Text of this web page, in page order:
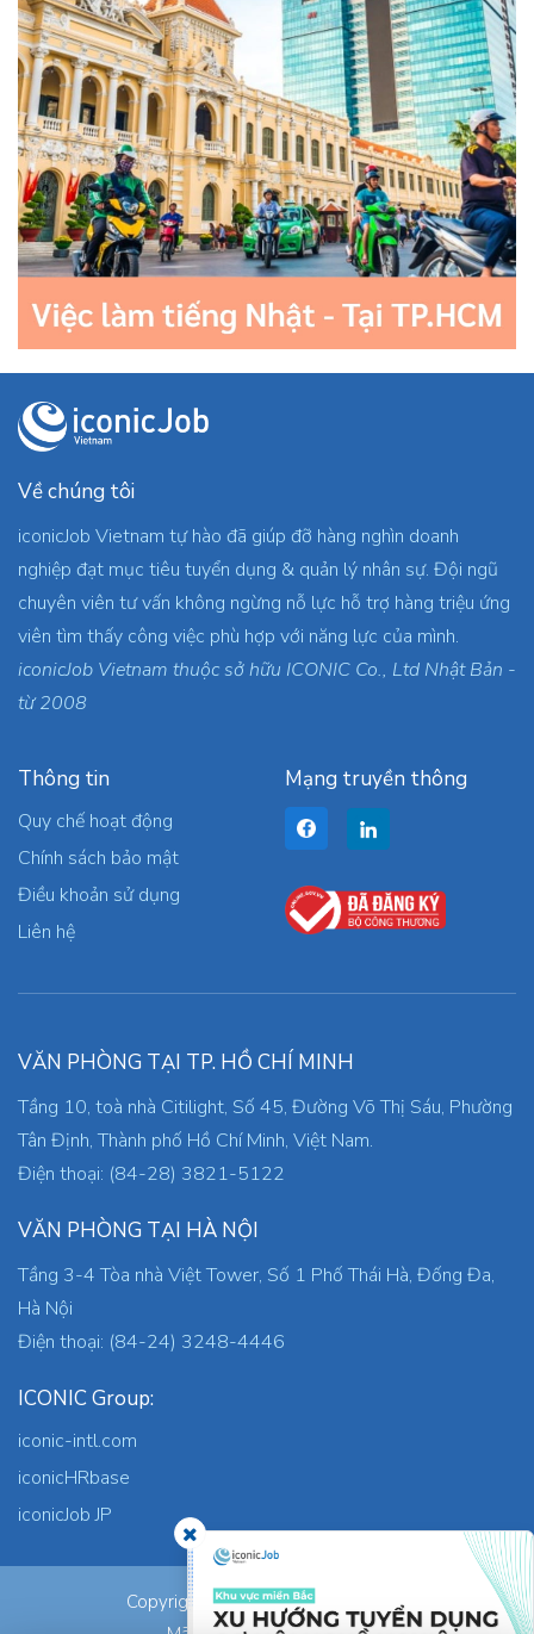
Về chúng tôi
iconicJob Vietnam tự hào đã giúp đỡ hàng nghìn doanh
nghiệp đạt mục tiêu tuyển dụng & quản lý nhân sự. Đội ngũ
chuyên viên tư vấn không ngừng nỗ lực hỗ trợ hàng triệu ứng
viên tìm thấy công việc phù hợp với năng lực của mình.
iconicJob Vietnam thuộc sở hữu ICONIC Co., Ltd Nhật Bản -
từ 2008
Thông tin
Quy chế hoạt động
Chính sách bảo mật
Điều khoản sử dụng
Liên hệ
Mạng truyền thông
VĂN PHÒNG TẠI TP. HỒ CHÍ MINH
Tầng 10, toà nhà Citilight, Số 45, Đường Võ Thị Sáu, Phường
Tân Định, Thành phố Hồ Chí Minh, Việt Nam.
Điện thoại: (84-28) 3821-5122
VĂN PHÒNG TẠI HÀ NỘI
Tầng 3-4 Tòa nhà Việt Tower, Số 1 Phố Thái Hà, Đống Đa,
Hà Nội
Điện thoại: (84-24) 3248-4446
ICONIC Group:
iconic-intl.com
iconicHRbase
iconicJob JP
Copyright © 2026ICONIC Co., Ltd.